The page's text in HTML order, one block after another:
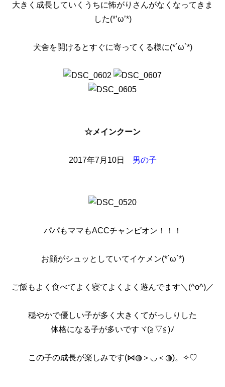
大きく成長していくうちに怖がりさんがなくなってきま
した(*’ω’*)
犬舎を開けるとすぐに寄ってくる様に(*´ω`*)
☆メインクーン
2017年7月10日 男の子
パパもママもACCチャンピオン！！！
お顔がシュッとしていてイケメン(*´ω`*)
ご飯もよく食べてよく寝てよくよく遊んでます＼(^o^)／
穏やかで優しい子が多く大きくてがっしりした
体格になる子が多いですヾ(≧▽≦)ﾉ
この子の成長が楽しみです(⋈◍＞◡＜◍)。✧♡